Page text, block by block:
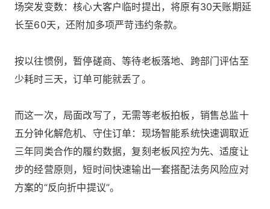
场突发变数：核心大客户临时提出，将原有30天账期延
长至60天，还附加多项严苛违约条款。
按以往惯例，暂停磋商、等待老板落地、跨部门评估至
少耗时三天，订单可能就丢了。
而这一次，局面改写了，无需等老板拍板，销售总监十
五分钟化解危机、守住订单：现场智能系统快速调取近
三年同类合作的履约数据，复刻老板风控为先、适度让
步的经营原则，短时间快速输出一套搭配法务风险应对
方案的“反向折中提议”。